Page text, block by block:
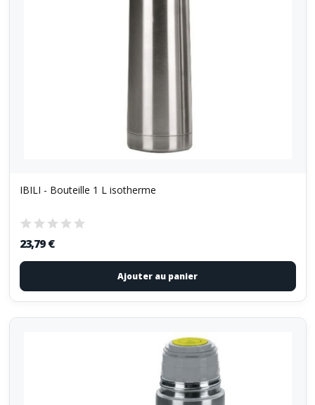
IBILI - Bouteille 1 L isotherme
23,79 €
Ajouter au panier